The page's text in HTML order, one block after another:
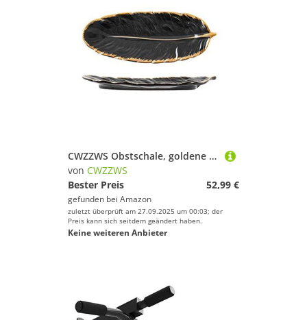
CWZZWS Obstschale, goldene Plattierung Keramikplatte Set, Modefeder Design Schmucktablett, Tablettenzubehör Dim Sum Fruchtplatte Küche Essgericht, grün, 14in (schwarz 14in)
von CWZZWS
Bester Preis
52,99 €
gefunden bei Amazon
zuletzt überprüft am 27.09.2025 um 00:03; der
Preis kann sich seitdem geändert haben.
Keine weiteren Anbieter